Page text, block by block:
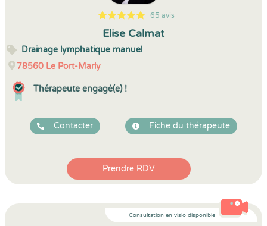
5
1
5
65 65 avis
Elise Calmat
Drainage lymphatique manuel
78560 Le Port-Marly
Thérapeute engagé(e) !
Contacter Fiche du thérapeute
Prendre RDV
Consultation en visio disponible